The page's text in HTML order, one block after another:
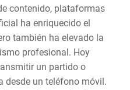
contenido, plataformas
ha enriquecido el
también ha elevado la
profesional. Hoy
un partido o
desde un teléfono móvil.